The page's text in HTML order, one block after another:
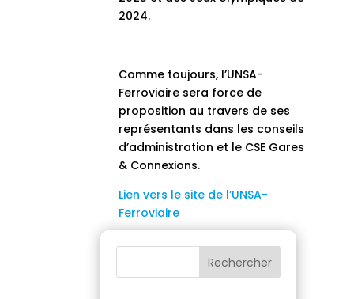
2024.
Comme toujours, l’UNSA-
Ferroviaire sera force de
proposition au travers de ses
représentants dans les conseils
d’administration et le CSE Gares
& Connexions.
Lien vers le site de l’UNSA-
Ferroviaire